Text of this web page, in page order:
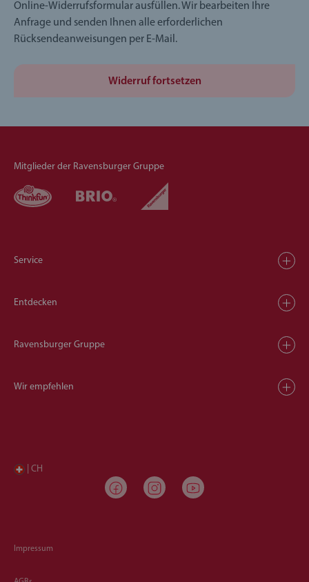
Online-Widerrufsformular ausfüllen. Wir bearbeiten Ihre
Anfrage und senden Ihnen alle erforderlichen
Rücksendeanweisungen per E-Mail.
Widerruf fortsetzen
Mitglieder der Ravensburger Gruppe
Service
Entdecken
Ravensburger Gruppe
Wir empfehlen
| CH
Impressum